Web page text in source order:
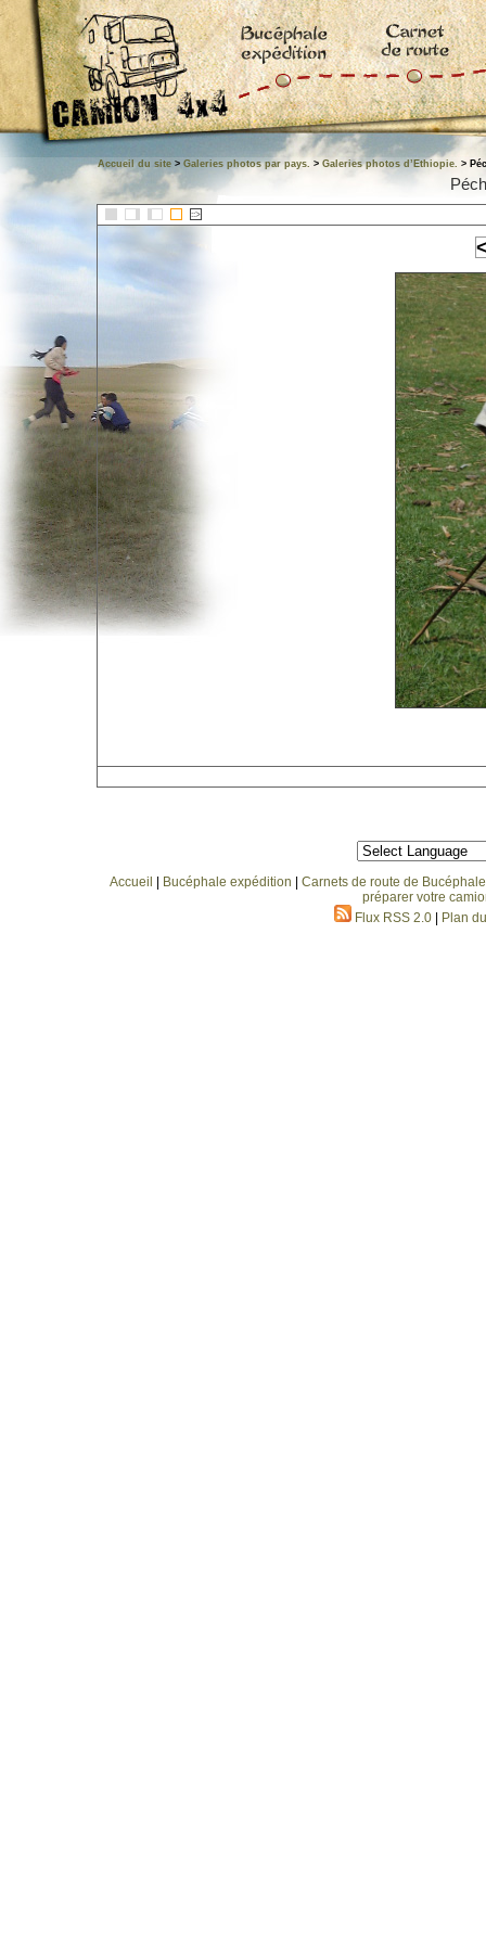
Accueil du site > Galeries photos par pays. > Galeries photos d’Ethiopie. >
::>
Accueil Bucéphale expédition
Carnets de route de
préparer votre
Flux RSS 2.0
Plan